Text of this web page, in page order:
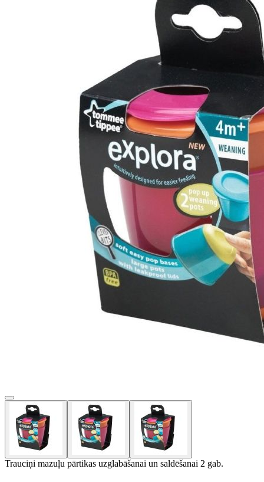
Trauciņi mazuļu pārtikas uzglabāšanai un saldēšanai 2 gab.